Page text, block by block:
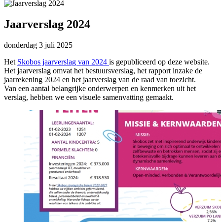
Jaarverslag 2024
donderdag 3 juli 2025
Het Skobos jaarverslag van 2024 is gepubliceerd op deze website.
Het jaarverslag omvat het bestuursverslag, het rapport inzake de
jaarrekening 2024 en het jaarverslag van de raad van toezicht.
Van een aantal belangrijke onderwerpen en kenmerken uit het
verslag, hebben we een visuele samenvatting gemaakt.